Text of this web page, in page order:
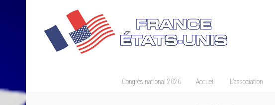
Congrès national 2026 Accueil L’association